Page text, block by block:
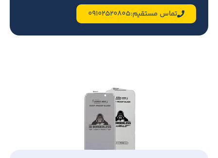
تماس مستقیم:09102520805